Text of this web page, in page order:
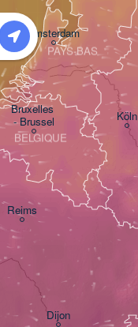
Köln
Bruxelles
- Brussel
Amsterdam
Reims
PAYS-BAS
BELGIQUE
Dijon